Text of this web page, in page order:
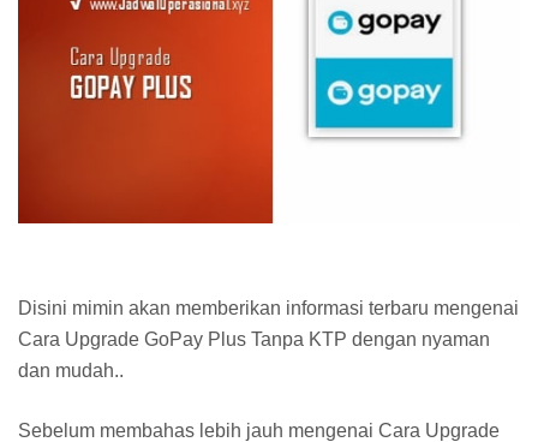
Disini mimin akan memberikan informasi terbaru mengenai
Cara Upgrade GoPay Plus Tanpa KTP dengan nyaman
dan mudah..
Sebelum membahas lebih jauh mengenai Cara Upgrade